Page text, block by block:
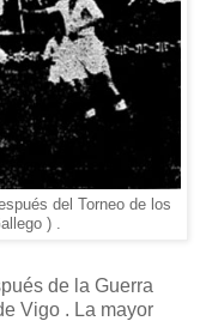
del Torneo de los
) .
de la Guerra
Vigo . La mayor